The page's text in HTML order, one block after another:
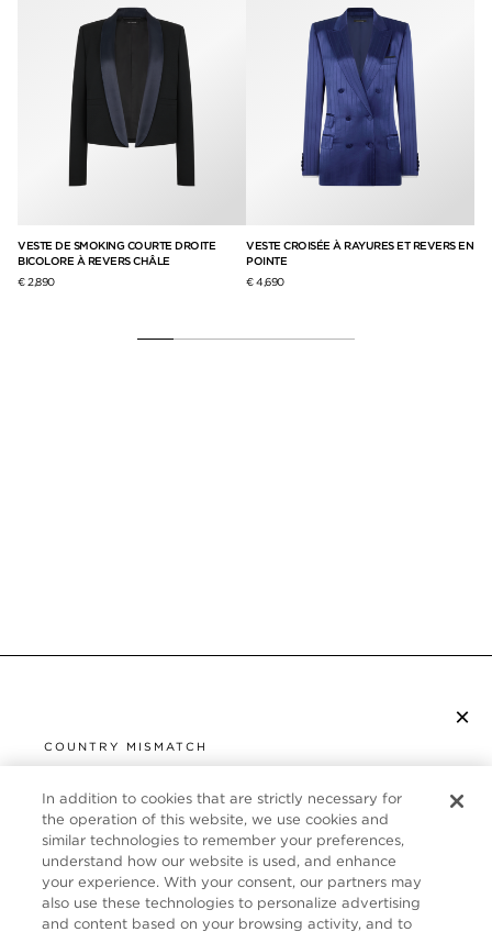
VESTE DE SMOKING COURTE DROITE
BICOLORE À REVERS CHÂLE
€ 2,890
VESTE CROISÉE À RAYURES ET REVERS EN
POINTE
€ 4,690
×
COUNTRY MISMATCH
UNITED STATES
It looks like you are visiting us from United States,
but you are currently browsing our France store.
Would you like to be redirected to your local site?
SERVICE CLIENT
À PROPOS
FOLLOW US
In addition to cookies that are strictly necessary for
the operation of this website, we use cookies and
similar technologies to remember your preferences,
understand how our website is used, and enhance
your experience. With your consent, our partners may
also use these technologies to personalize advertising
and content based on your browsing activity, and to